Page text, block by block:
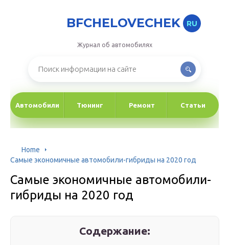
BFCHELOVECHEK RU
Журнал об автомобилях
Автомобили Тюнинг Ремонт Статьи
Home
Самые экономичные автомобили-гибриды на 2020 год
Самые экономичные автомобили-
гибриды на 2020 год
Содержание: